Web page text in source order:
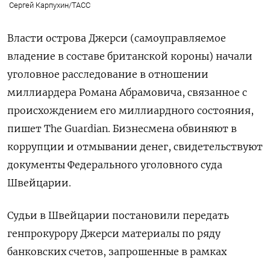
Сергей Карпухин/ТАСС
Власти острова Джерси (самоуправляемое
владение в составе британской короны) начали
уголовное расследование в отношении
миллиардера Романа Абрамовича, связанное с
происхождением его миллиардного состояния,
пишет The Guardian. Бизнесмена обвиняют в
коррупции и отмывании денег, свидетельствуют
документы Федерального уголовного суда
Швейцарии.
Судьи в Швейцарии постановили передать
генпрокурору Джерси материалы по ряду
банковских счетов, запрошенные в рамках